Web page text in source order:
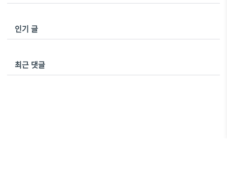
인기 글
최근 댓글